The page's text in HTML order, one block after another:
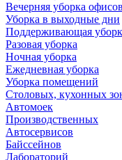
Вечерняя уборка офисов
Уборка в выходные дни
Поддерживающая
Разовая уборка
Ночная уборка
Ежедневная уборка
Уборка помещений
Столовых, кухонных
Автомоек
Производственных
Автосервисов
Байссейнов
Лабораторий